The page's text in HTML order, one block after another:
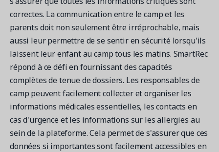
correctes. La communication entre le camp et les
parents doit non seulement être irréprochable, mais
aussi leur permettre de se sentir en sécurité lorsqu'ils
laissent leur enfant au camp tous les matins. SmartRec
répond à ce défi en fournissant des capacités
complètes de tenue de dossiers. Les responsables de
camp peuvent facilement collecter et organiser les
informations médicales essentielles, les contacts en
cas d'urgence et les informations sur les allergies au
sein de la plateforme. Cela permet de s'assurer que ces
données si importantes sont facilement accessibles en